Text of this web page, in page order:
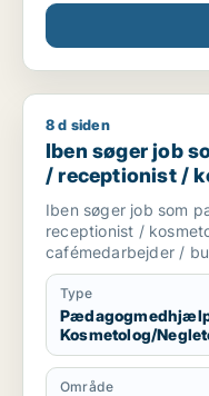
Iben søger job som
8 d siden
Iben søger job
/ receptionist /
/
Iben søger job som
receptionist /
cafémedarbejder /
Type
Kosmetolog/
Område